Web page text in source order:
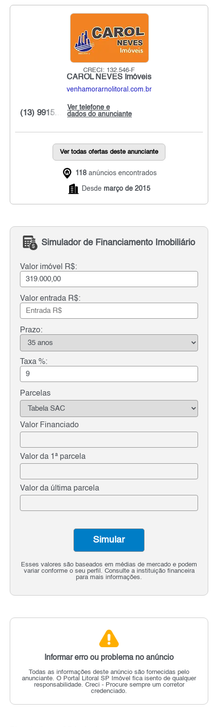
CRECI: 132.546-F
CAROL NEVES Imóveis
venhamorarnolitoral.com.br
Ver telefone e
dados do anunciante
(13) 9915...
Ver todas ofertas deste anunciante
118anúncios encontrados
Desde março de 2015
Simulador de Financiamento Imobiliário
Valor imóvel R$:
Valor entrada R$:
Prazo:
Taxa %:
Parcelas
Valor Financiado
Valor da 1ª parcela
Valor da última parcela
Esses valores são baseados em médias de mercado e podem
variar conforme o seu perfil. Consulte a instituição financeira
para mais informações.
Simular
Informar erro ou problema no anúncio
Todas as informações deste anúncio são fornecidas pelo
anunciante. O Portal Litoral SP Imóvel fica isento de qualquer
responsabilidade. Creci - Procure sempre um corretor
credenciado.